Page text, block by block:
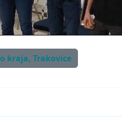
kraja, Trakovice